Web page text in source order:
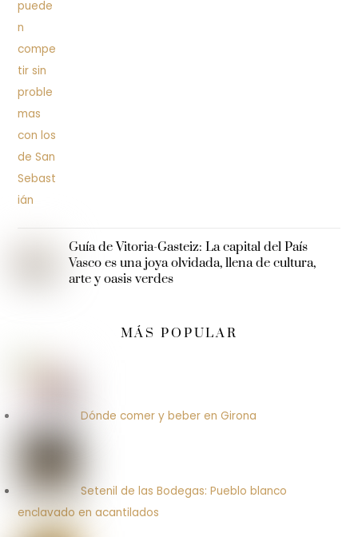
Guía de Vitoria-Gasteiz: La capital del País
Vasco es una joya olvidada, llena de cultura,
arte y oasis verdes
MÁS POPULAR
Dónde comer y beber en Girona
Setenil de las Bodegas: Pueblo blanco
enclavado en acantilados